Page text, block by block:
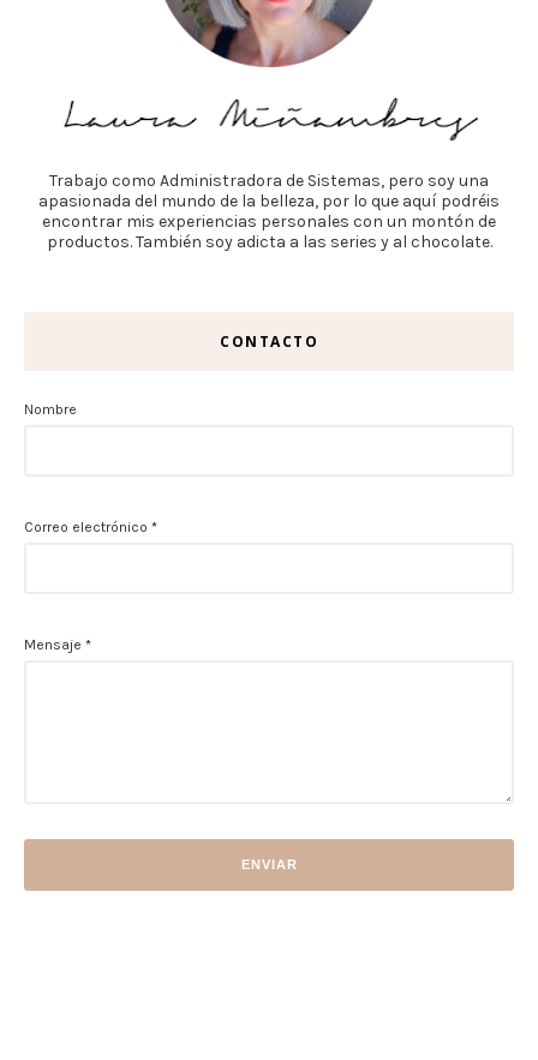
Trabajo como Administradora de Sistemas, pero soy una
apasionada del mundo de la belleza, por lo que aquí podréis
encontrar mis experiencias personales con un montón de
productos. También soy adicta a las series y al chocolate.
CONTACTO
Nombre
Correo electrónico *
Mensaje *